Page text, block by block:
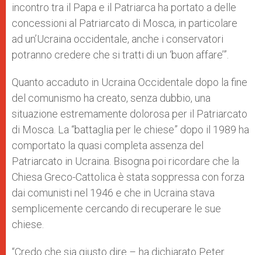
incontro tra il Papa e il Patriarca ha portato a delle
concessioni al Patriarcato di Mosca, in particolare
ad un’Ucraina occidentale, anche i conservatori
potranno credere che si tratti di un ‘buon affare’”.
Quanto accaduto in Ucraina Occidentale dopo la fine
del comunismo ha creato, senza dubbio, una
situazione estremamente dolorosa per il Patriarcato
di Mosca. La “battaglia per le chiese” dopo il 1989 ha
comportato la quasi completa assenza del
Patriarcato in Ucraina. Bisogna poi ricordare che la
Chiesa Greco-Cattolica è stata soppressa con forza
dai comunisti nel 1946 e che in Ucraina stava
semplicemente cercando di recuperare le sue
chiese.
“Credo che sia giusto dire – ha dichiarato Peter